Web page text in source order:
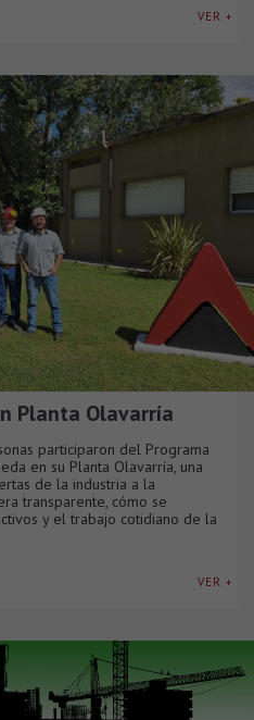
VER +
Planta Olavarría
participaron del Programa
en su Planta Olavarría, una
de la industria a la
transparente, cómo se
y el trabajo cotidiano de la
VER +